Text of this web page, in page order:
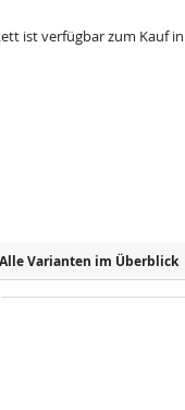
ist verfügbar zum Kauf
Alle Varianten im Überblick